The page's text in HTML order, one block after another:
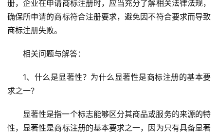
册，企业在申请商标注册时，应当充分了解相关法律法规，
确保所申请的商标符合注册要求，避免因不符合要求而导致
商标注册失败。
相关问题与解答：
1、什么是显著性？为什么显著性是商标注册的基本要
求之一？
显著性是指一个标志能够区分其商品或服务的来源的特
性，显著性是商标注册的基本要求之一，因为只有具备显著